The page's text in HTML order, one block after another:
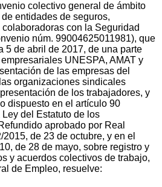
colectivo general de ámbito
entidades de seguros,
con la Seguridad
núm. 99004625011981), que
5 de abril de 2017, de una parte
UNESPA, AMAT y
de las empresas del
organizaciones sindicales
de los trabajadores, y
dispuesto en el artículo 90
del Estatuto de los
aprobado por Real
de 23 de octubre, y en el
de 28 de mayo, sobre registro y
y acuerdos colectivos de trabajo,
de Empleo, resuelve: